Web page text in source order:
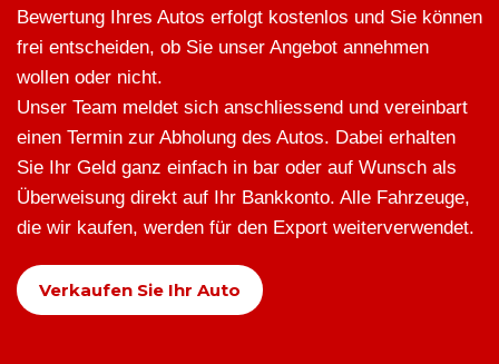
Bewertung Ihres Autos erfolgt kostenlos und Sie können
frei entscheiden, ob Sie unser Angebot annehmen
wollen oder nicht.
Unser Team meldet sich anschliessend und vereinbart
einen Termin zur Abholung des Autos. Dabei erhalten
Sie Ihr Geld ganz einfach in bar oder auf Wunsch als
Überweisung direkt auf Ihr Bankkonto. Alle Fahrzeuge,
die wir kaufen, werden für den Export weiterverwendet.
Verkaufen Sie Ihr Auto